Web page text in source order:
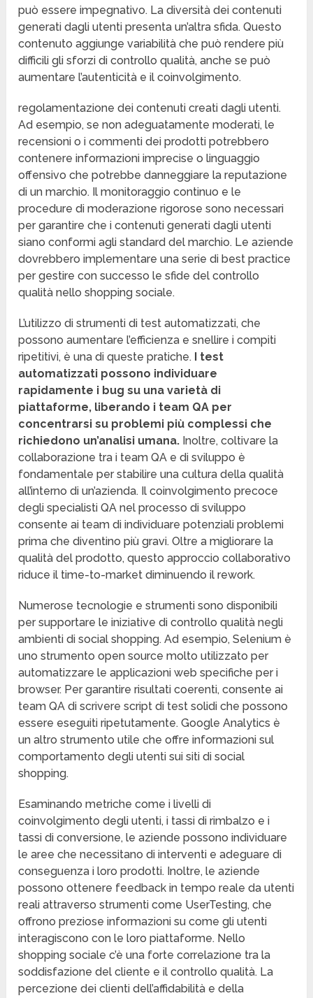
può essere impegnativo. La diversità dei contenuti
generati dagli utenti presenta un’altra sfida. Questo
contenuto aggiunge variabilità che può rendere più
difficili gli sforzi di controllo qualità, anche se può
aumentare l’autenticità e il coinvolgimento.
regolamentazione dei contenuti creati dagli utenti.
Ad esempio, se non adeguatamente moderati, le
recensioni o i commenti dei prodotti potrebbero
contenere informazioni imprecise o linguaggio
offensivo che potrebbe danneggiare la reputazione
di un marchio. Il monitoraggio continuo e le
procedure di moderazione rigorose sono necessari
per garantire che i contenuti generati dagli utenti
siano conformi agli standard del marchio. Le aziende
dovrebbero implementare una serie di best practice
per gestire con successo le sfide del controllo
qualità nello shopping sociale.
L’utilizzo di strumenti di test automatizzati, che
possono aumentare l’efficienza e snellire i compiti
ripetitivi, è una di queste pratiche. I test
automatizzati possono individuare
rapidamente i bug su una varietà di
piattaforme, liberando i team QA per
concentrarsi su problemi più complessi che
richiedono un’analisi umana. Inoltre, coltivare la
collaborazione tra i team QA e di sviluppo è
fondamentale per stabilire una cultura della qualità
all’interno di un’azienda. Il coinvolgimento precoce
degli specialisti QA nel processo di sviluppo
consente ai team di individuare potenziali problemi
prima che diventino più gravi. Oltre a migliorare la
qualità del prodotto, questo approccio collaborativo
riduce il time-to-market diminuendo il rework.
Numerose tecnologie e strumenti sono disponibili
per supportare le iniziative di controllo qualità negli
ambienti di social shopping. Ad esempio, Selenium è
uno strumento open source molto utilizzato per
automatizzare le applicazioni web specifiche per i
browser. Per garantire risultati coerenti, consente ai
team QA di scrivere script di test solidi che possono
essere eseguiti ripetutamente. Google Analytics è
un altro strumento utile che offre informazioni sul
comportamento degli utenti sui siti di social
shopping.
Esaminando metriche come i livelli di
coinvolgimento degli utenti, i tassi di rimbalzo e i
tassi di conversione, le aziende possono individuare
le aree che necessitano di interventi e adeguare di
conseguenza i loro prodotti. Inoltre, le aziende
possono ottenere feedback in tempo reale da utenti
reali attraverso strumenti come UserTesting, che
offrono preziose informazioni su come gli utenti
interagiscono con le loro piattaforme. Nello
shopping sociale c’è una forte correlazione tra la
soddisfazione del cliente e il controllo qualità. La
percezione dei clienti dell’affidabilità e della